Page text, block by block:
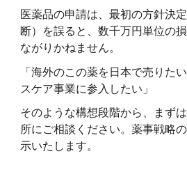
医薬品の申請は、最初の方針決
断）を誤ると、数千万円単位の
ながりかねません。
「海外のこの薬を日本で売りた
スケア事業に参入したい」
そのような構想段階から、まず
所にご相談ください。薬事戦略
示いたします。